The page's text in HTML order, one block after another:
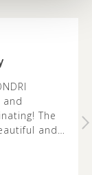
The
and
not